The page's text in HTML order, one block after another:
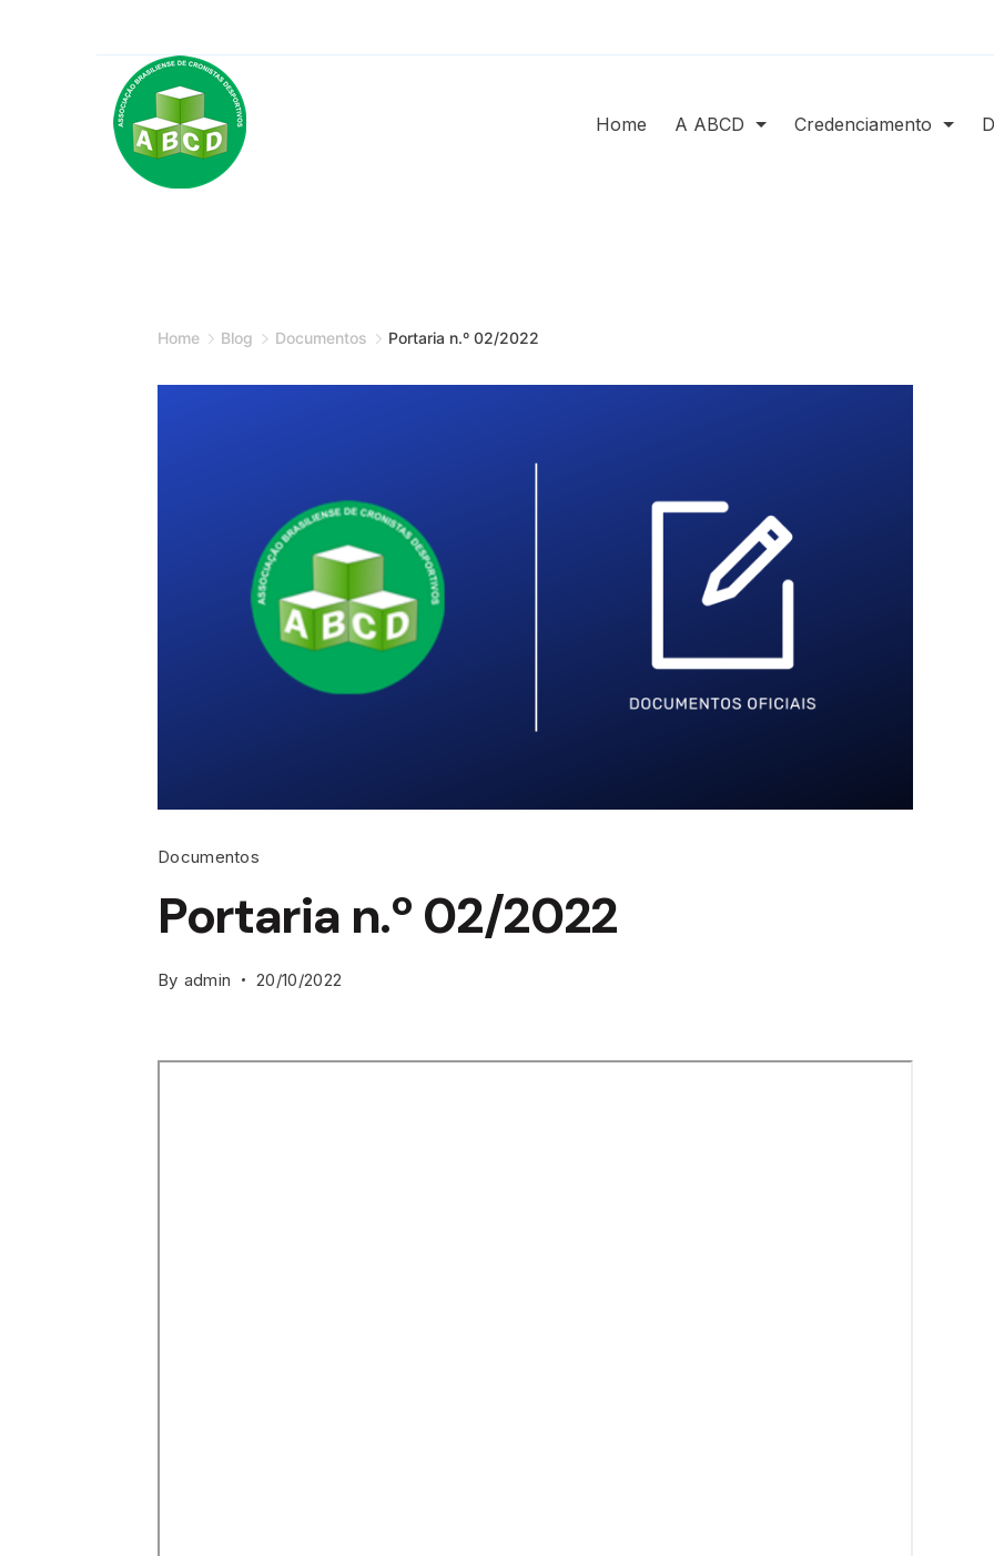
Home A ABCD Credenciamento
Home Blog Documentos Portaria n.º 02/2022
Documentos
Portaria n.º 02/2022
By admin 20/10/2022